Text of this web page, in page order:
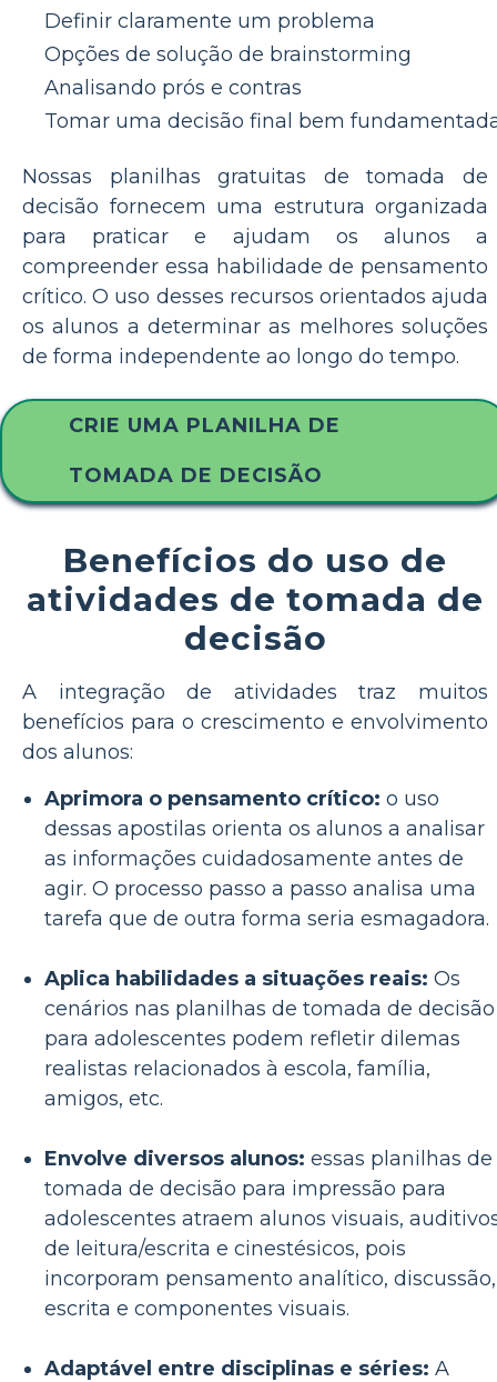
Definir claramente um problema
Opções de solução de brainstorming
Analisando prós e contras
Tomar uma decisão final bem
Nossas planilhas gratuitas de tomada de
decisão fornecem uma estrutura organizada
para praticar e ajudam os alunos a
compreender essa habilidade de pensamento
crítico. O uso desses recursos orientados ajuda
os alunos a determinar as melhores soluções
de forma independente ao longo do tempo.
CRIE UMA PLANILHA DE
TOMADA DE DECISÃO
Benefícios do uso de
atividades de tomada de
decisão
A integração de atividades traz muitos
benefícios para o crescimento e envolvimento
dos alunos:
Aprimora o pensamento crítico: o uso
dessas apostilas orienta os alunos a analisar
as informações cuidadosamente antes de
agir. O processo passo a passo analisa uma
tarefa que de outra forma seria esmagadora.
Aplica habilidades a situações reais: Os
cenários nas planilhas de tomada de decisão
para adolescentes podem refletir dilemas
realistas relacionados à escola, família,
amigos, etc.
Envolve diversos alunos: essas planilhas de
tomada de decisão para impressão para
adolescentes atraem alunos visuais,
de leitura/escrita e cinestésicos, pois
incorporam pensamento analítico, discussão,
escrita e componentes visuais.
Adaptável entre disciplinas e séries: A